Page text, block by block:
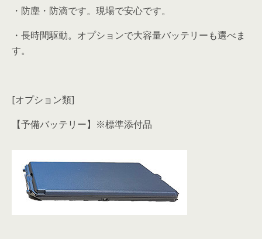
・防塵・防滴です。現場で安心です。
・長時間駆動。オプションで大容量バッテリーも選べま
す。
[オプション類]
【予備バッテリー】※標準添付品